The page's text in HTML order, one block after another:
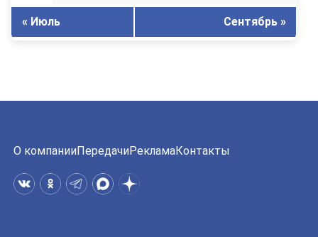
« Июль Сентябрь »
О компанииПередачиРекламаКонтакты